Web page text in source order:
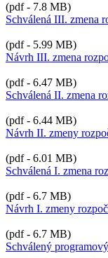
(pdf - 7.8 MB)
Schválená III. zmena
(pdf - 5.99 MB)
Návrh III. zmena
(pdf - 6.47 MB)
Schválená II. zmena
(pdf - 6.44 MB)
Návrh II. zmeny
(pdf - 6.01 MB)
Schválená I. zmena
(pdf - 6.7 MB)
Návrh I. zmeny
(pdf - 6.7 MB)
Schválený